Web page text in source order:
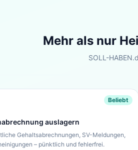
Mehr als nur
SOLL-
Beliebt
auslagern
Gehaltsabrechnungen, SV-Meldungen,
– pünktlich und fehlerfrei.